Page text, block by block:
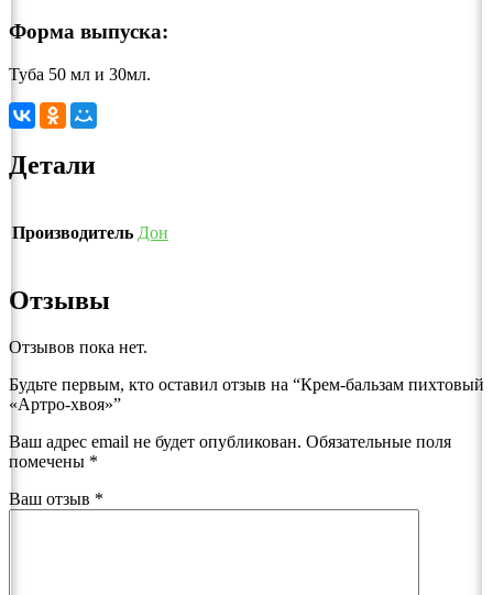
Форма выпуска:
Туба 50 мл и 30мл.
Детали
Производитель Дон
Отзывы
Отзывов пока нет.
Будьте первым, кто оставил отзыв на “Крем-бальзам пихтовый
«Артро-хвоя»”
Ваш адрес email не будет опубликован. Обязательные поля
помечены *
Ваш отзыв *